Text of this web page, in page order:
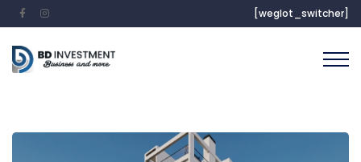
[weglot_switcher]